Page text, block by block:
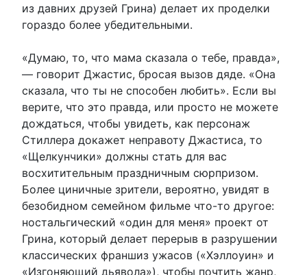
из давних друзей Грина) делает их проделки
гораздо более убедительными.
«Думаю, то, что мама сказала о тебе, правда»,
— говорит Джастис, бросая вызов дяде. «Она
сказала, что ты не способен любить». Если вы
верите, что это правда, или просто не можете
дождаться, чтобы увидеть, как персонаж
Стиллера докажет неправоту Джастиса, то
«Щелкунчики» должны стать для вас
восхитительным праздничным сюрпризом.
Более циничные зрители, вероятно, увидят в
безобидном семейном фильме что-то другое:
ностальгический «один для меня» проект от
Грина, который делает перерыв в разрушении
классических франшиз ужасов («Хэллоуин» и
«Изгоняющий дьявола»), чтобы почтить жанр,